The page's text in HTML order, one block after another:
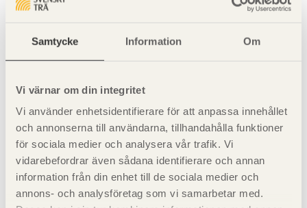
Samtycke Information Om
Vi värnar om din integritet
Vi använder enhetsidentifierare för att anpassa innehållet
och annonserna till användarna, tillhandahålla funktioner
för sociala medier och analysera vår trafik. Vi
vidarebefordrar även sådana identifierare och annan
information från din enhet till de sociala medier och
annons- och analysföretag som vi samarbetar med.
åtgärder